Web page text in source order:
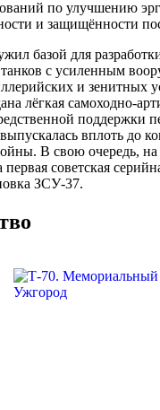
по улучшению
и защищённости
базой для
с усиленным
и зенитных
лёгкая самоходно-
поддержки
вплоть до
В свою очередь, на
первая советская
ЗСУ-37.